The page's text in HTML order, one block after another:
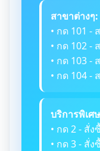
สาขาต่างๆ:
• กด 101 -
• กด 102 -
• กด 103 -
• กด 104 -
บริการพิเศ
• กด 2 - สั่
• กด 3 - สั่